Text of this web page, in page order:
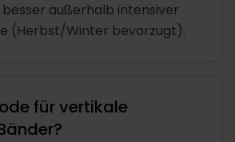
außerhalb intensiver
(Herbst/Winter bevorzugt).
für vertikale